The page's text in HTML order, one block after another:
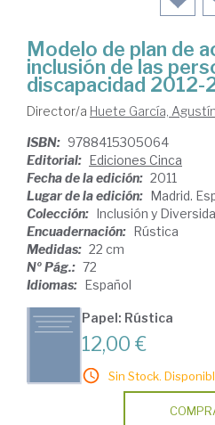
Modelo de plan de
inclusión de las
discapacidad 2012-
Director/a Huete García, Agustín
ISBN: 9788415305064
Editorial: Ediciones Cinca
Fecha de la edición: 2011
Lugar de la edición: Madrid.
Colección: Inclusión y
Encuadernación: Rústica
Medidas: 22 cm
Nº Pág.: 72
Idiomas: Español
Papel: Rústica
12,00 €
Sin Stock.